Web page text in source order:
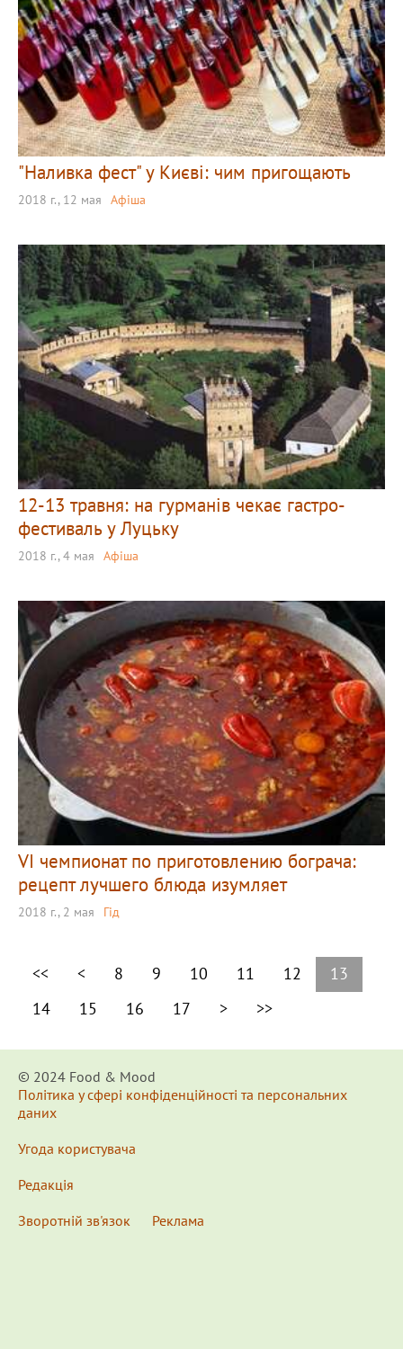
"Наливка фест" у Києві: чим пригощають
2018 г., 12 мая Афіша
12-13 травня: на гурманів чекає гастро-
фестиваль у Луцьку
2018 г., 4 мая Афіша
VI чемпионат по приготовлению бограча:
рецепт лучшего блюда изумляет
2018 г., 2 мая Гід
<< < 8 9 10 11 12
13
14
15 16 17 > >>
© 2024 Food & Мood
Політика у сфері конфіденційності та персональних
даних
Угода користувача
Редакція
Зворотній зв'язок
Реклама